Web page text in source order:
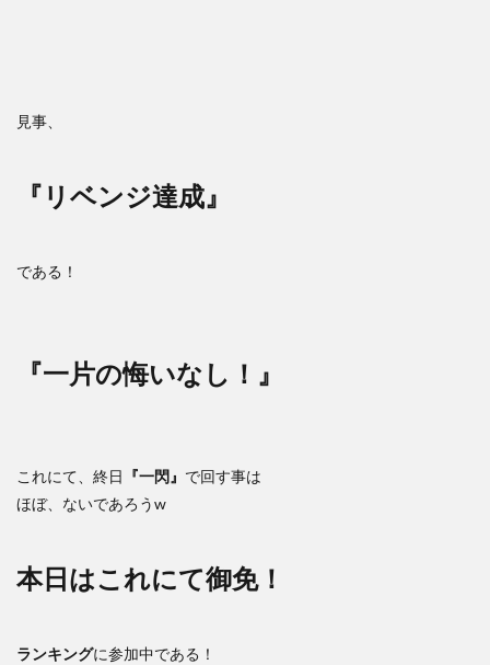
見事、
『リベンジ達成』
である！
『一片の悔いなし！』
これにて、終日 『一閃』 で回す事は
ほぼ、ないであろうw
本日はこれにて御免！
ランキングに参加中である！